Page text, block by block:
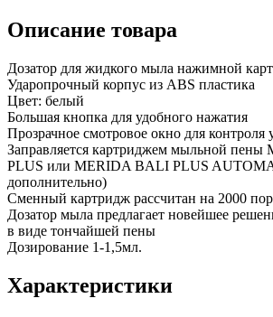
Описание товара
Дозатор для жидкого мыла нажимной
Ударопрочный корпус из ABS пластика
Цвет: белый
Большая кнопка для удобного нажатия
Прозрачное смотровое окно для контроля
Заправляется картриджем мыльной
PLUS или MERIDA BALI PLUS
дополнительно)
Сменный картридж рассчитан на 2000
Дозатор мыла предлагает новейшее
в виде тончайшей пены
Дозирование 1-1,5мл.
Характеристики